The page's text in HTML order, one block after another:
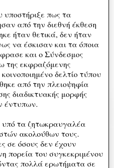
υποστήριξε πως τα
από την διεθνή έκθεση
ήταν θετικά, δεν ήταν
να έσκισαν και τα όποια
και ο Σύνδεσμος
της εκφραζόμενης
δελτίο τύπου
από την πλειοψηφία
διαδικτυακής μορφής
έντυπων.
τα ζητωκραυγαλέα
ακολούθων τους.
σε όσους δεν έχουν
πορεία του συγκεκριμένου
πολλά ερωτήματα σε